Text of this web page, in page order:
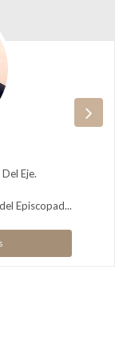
Eje.
Episcopad...